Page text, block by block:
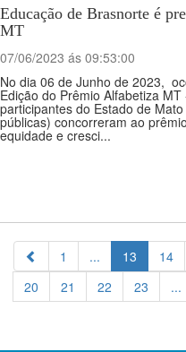
Educação de Brasnorte é
MT
07/06/2023 ás 09:53:00
No dia 06 de Junho de 2023,
Edição do Prêmio Alfabetiza
participantes do Estado de
públicas) concorreram ao
equidade e cresci...
1 ... 13 14
20
21 22 23 ...